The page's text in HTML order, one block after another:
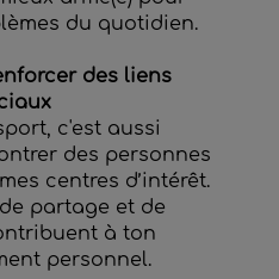
du quotidien.
des liens
c'est aussi
des personnes
centres d’intérêt.
partage et de
à ton
personnel.